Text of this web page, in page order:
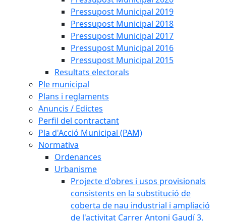
Pressupost Municipal 2019
Pressupost Municipal 2018
Pressupost Municipal 2017
Pressupost Municipal 2016
Pressupost Municipal 2015
Resultats electorals
Ple municipal
Plans i reglaments
Anuncis / Edictes
Perfil del contractant
Pla d'Acció Municipal (PAM)
Normativa
Ordenances
Urbanisme
Projecte d'obres i usos provisionals
consistents en la substitució de
coberta de nau industrial i ampliació
de l'activitat Carrer Antoni Gaudí 3,